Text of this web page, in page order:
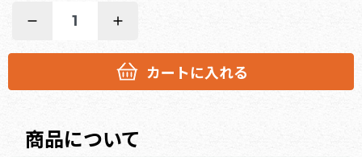
1
カートに入れる
商品について